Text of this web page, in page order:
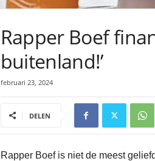
Rapper Boef
buitenland!’
februari 23, 2024
DELEN
Rapper Boef is niet de meest